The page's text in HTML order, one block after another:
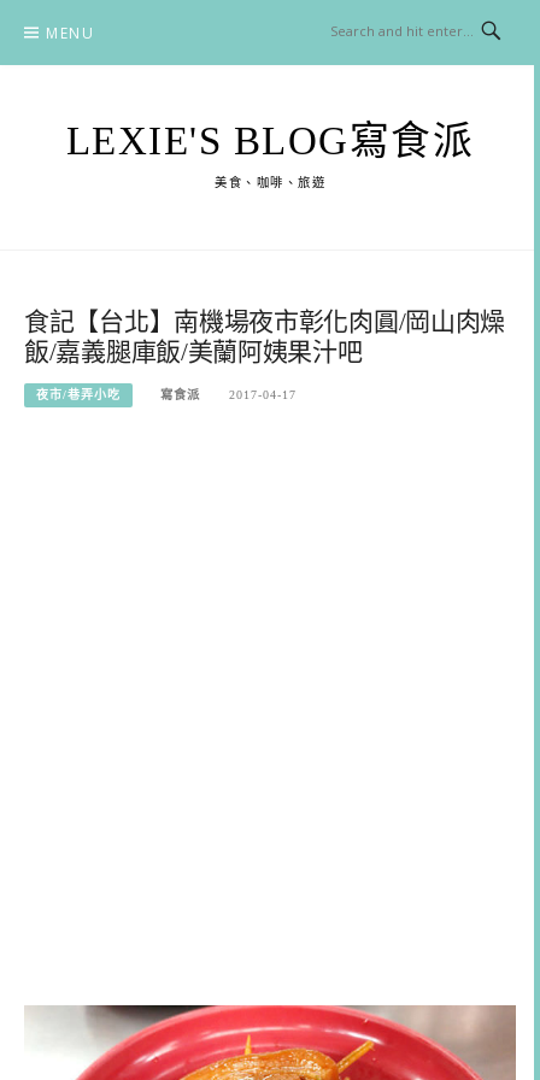
content
MENU
LEXIE'S BLOG寫食派
美食、咖啡、旅遊
食記【台北】南機場夜市彰化肉圓/岡山肉燥
飯/嘉義腿庫飯/美蘭阿姨果汁吧
夜市/巷弄小吃 寫食派 2017-04-17